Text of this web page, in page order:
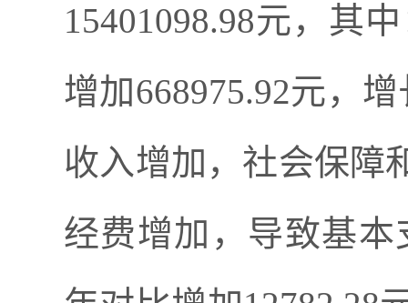
15401098.98元，其
增加668975.92元， 增
收入增加，社会保障
经费增加，导致基本